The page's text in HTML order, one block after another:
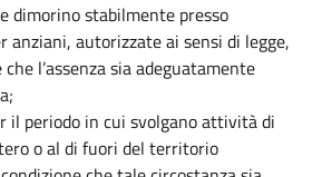
dimorino stabilmente presso
autorizzate ai sensi di legge,
l’assenza sia adeguatamente
il periodo in cui svolgano attività di
o al di fuori del territorio